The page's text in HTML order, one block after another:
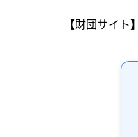
【財団サイト】